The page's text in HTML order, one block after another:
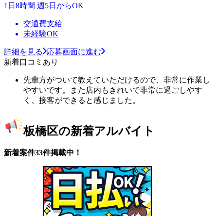
1日8時間 週5日からOK
交通費支給
未経験OK
詳細を見る
応募画面に進む
新着口コミあり
先輩方がついて教えていただけるので、非常に作業し
やすいです。また店内もきれいで非常に過ごしやす
く、接客ができると感じました。
板橋区の新着アルバイト
新着案件33件掲載中！